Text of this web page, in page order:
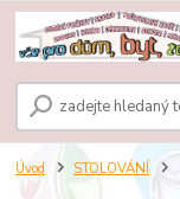
Úvod STOLOVÁNÍ